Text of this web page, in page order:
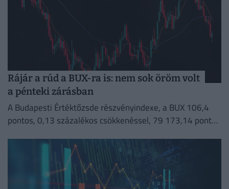
Rájár a rúd a BUX-ra is: nem sok öröm volt
a pénteki zárásban
A Budapesti Értéktőzsde részvényindexe, a BUX 106,4
pontos, 0,13 százalékos csökkenéssel, 79 173,14 ponton